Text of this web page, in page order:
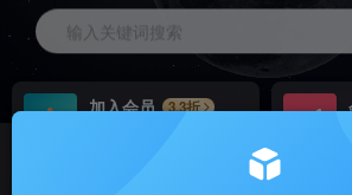
输入关键词搜索
加入会员
3.3折